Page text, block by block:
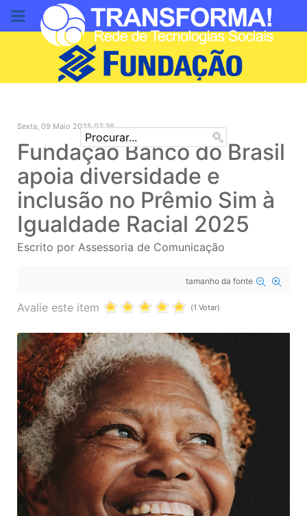
Sexta, 09 Maio 2025 07:36
Fundação Banco do Brasil
apoia diversidade e
inclusão no Prêmio Sim à
Igualdade Racial 2025
Escrito por Assessoria de Comunicação
tamanho da fonte
Avalie este item (1 Votar)